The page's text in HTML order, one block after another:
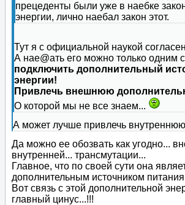
прецеденты были уже в наебке
энергии, лично наебал закон этот.
Тут я с официальной наукой
А нае@ать его можно только одним
подключить дополнительный
энергии!
Привлечь внешнюю
О которой мы не все знаем...
А может лучше привлечь
Да можно ее обозвать как угодно...
внутренней... трансмутации...
Главное, что по своей сути она
дополнительным источником
Вот связь с этой дополнительной
главный цинус...!!!